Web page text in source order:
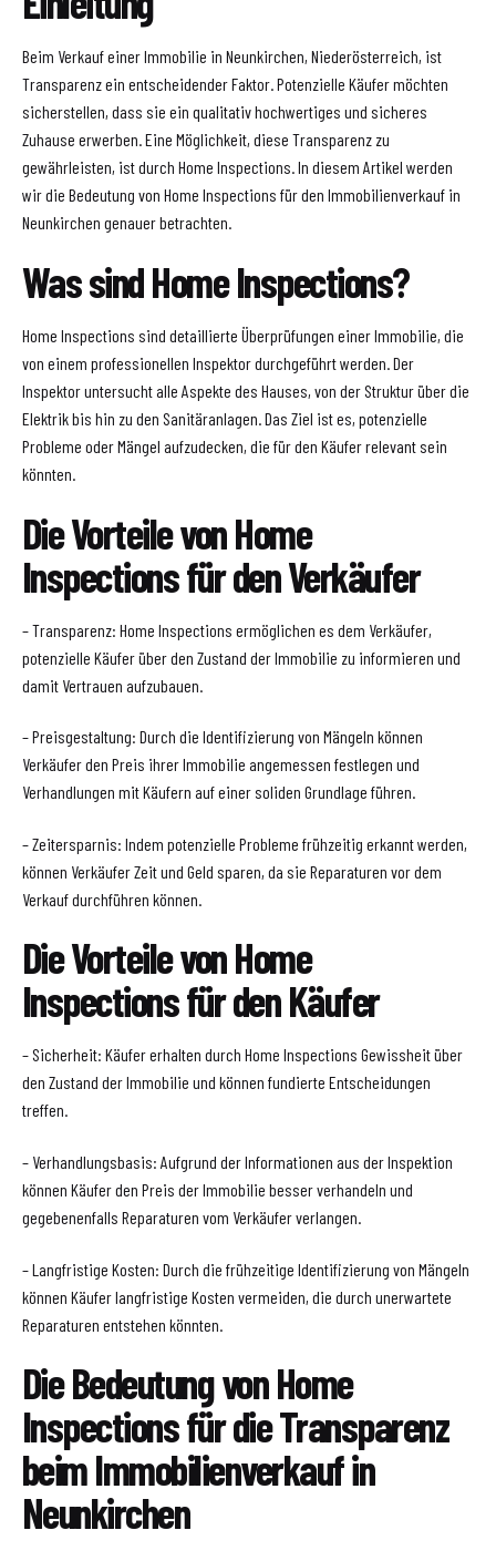
Beim Verkauf einer Immobilie in Neunkirchen, Niederösterreich, ist
Transparenz ein entscheidender Faktor. Potenzielle Käufer möchten
sicherstellen, dass sie ein qualitativ hochwertiges und sicheres
Zuhause erwerben. Eine Möglichkeit, diese Transparenz zu
gewährleisten, ist durch Home Inspections. In diesem Artikel werden
wir die Bedeutung von Home Inspections für den Immobilienverkauf in
Neunkirchen genauer betrachten.
Was sind Home Inspections?
Home Inspections sind detaillierte Überprüfungen einer Immobilie, die
von einem professionellen Inspektor durchgeführt werden. Der
Inspektor untersucht alle Aspekte des Hauses, von der Struktur über die
Elektrik bis hin zu den Sanitäranlagen. Das Ziel ist es, potenzielle
Probleme oder Mängel aufzudecken, die für den Käufer relevant sein
könnten.
Die Vorteile von Home
Inspections für den Verkäufer
– Transparenz: Home Inspections ermöglichen es dem Verkäufer,
potenzielle Käufer über den Zustand der Immobilie zu informieren und
damit Vertrauen aufzubauen.
– Preisgestaltung: Durch die Identifizierung von Mängeln können
Verkäufer den Preis ihrer Immobilie angemessen festlegen und
Verhandlungen mit Käufern auf einer soliden Grundlage führen.
– Zeitersparnis: Indem potenzielle Probleme frühzeitig erkannt werden,
können Verkäufer Zeit und Geld sparen, da sie Reparaturen vor dem
Verkauf durchführen können.
Die Vorteile von Home
Inspections für den Käufer
– Sicherheit: Käufer erhalten durch Home Inspections Gewissheit über
den Zustand der Immobilie und können fundierte Entscheidungen
treffen.
– Verhandlungsbasis: Aufgrund der Informationen aus der Inspektion
können Käufer den Preis der Immobilie besser verhandeln und
gegebenenfalls Reparaturen vom Verkäufer verlangen.
– Langfristige Kosten: Durch die frühzeitige Identifizierung von Mängeln
können Käufer langfristige Kosten vermeiden, die durch unerwartete
Reparaturen entstehen könnten.
Die Bedeutung von Home
Inspections für die Transparenz
beim Immobilienverkauf in
Neunkirchen